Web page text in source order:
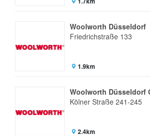
Woolworth Düsseldorf
Friedrichstraße 133
1.9km
Woolworth Düsseldorf
Kölner Straße 241-245
2.4km